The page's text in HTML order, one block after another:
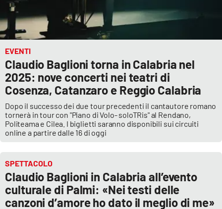
Android
Apple
EVENTI
Claudio Baglioni torna in Calabria nel
2025: nove concerti nei teatri di
Cosenza, Catanzaro e Reggio Calabria
Dopo il successo dei due tour precedenti il cantautore romano
tornerà in tour con "Piano di Volo- soloTRis" al Rendano,
Politeama e Cilea. I biglietti saranno disponibili sui circuiti
online a partire dalle 16 di oggi
SPETTACOLO
Claudio Baglioni in Calabria all’evento
culturale di Palmi: «Nei testi delle
canzoni d’amore ho dato il meglio di me»